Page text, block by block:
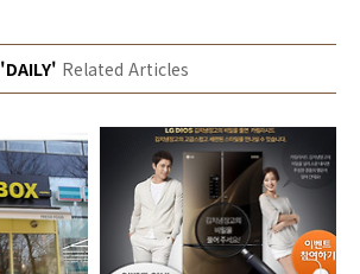
'DAILY' Related Articles